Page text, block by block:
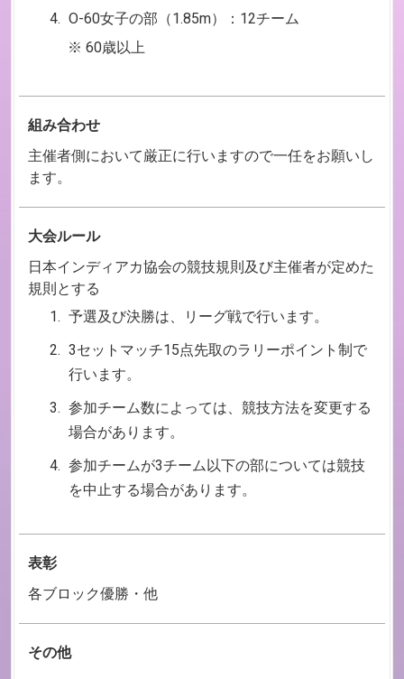
O-60女子の部（1.85m）：12チーム
60歳以上
組み合わせ
主催者側において厳正に行いますので一任をお願いし
ます。
大会ルール
日本インディアカ協会の競技規則及び主催者が定めた
規則とする
予選及び決勝は、リーグ戦で行います。
3セットマッチ15点先取のラリーポイント制で
行います。
参加チーム数によっては、競技方法を変更する
場合があります。
参加チームが3チーム以下の部については競技
を中止する場合があります。
表彰
各ブロック優勝・他
その他